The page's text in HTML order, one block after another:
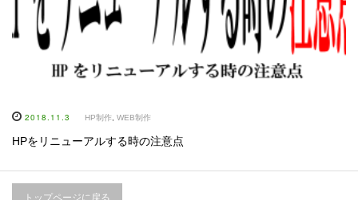
2018.11.3 HP制作 WEB制作
HPをリニューアルする時の注意点
トップページに戻る